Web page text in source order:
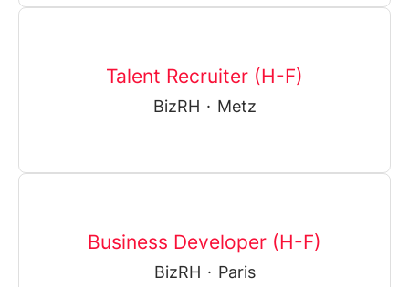
Talent Recruiter (H-F)
BizRH · Metz
Business Developer (H-F)
BizRH · Paris